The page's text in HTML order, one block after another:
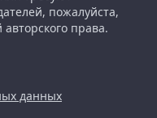
пожалуйста,
права.
данных